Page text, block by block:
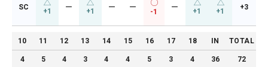
SC +1 ー +1 ー ー
-1
ー +1 +1 +3
10 11 12 13 14 15 16 17 18 IN TOTAL
4 5 4 3 4 4 5 3 4 36 72